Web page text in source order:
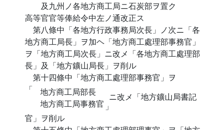
及九州ノ各地方商工局ニ石炭部ヲ置ク
高等官官等俸給令中左ノ通改正ス
第八條中「各地方行政事務局次長」ノ次ニ「各
地方商工局長」ヲ加ヘ「地方商工處理部事務官」
ヲ「地方商工局次長」ニ改メ「各地方商工處理部
長」及「地方鑛山局長」ヲ削ル
第十四條中「地方商工處理部事務官」ヲ
「
地方商工局部長
地方商工局事務官 」
ニ改メ「地方鑛山局書記
官」ヲ削ル